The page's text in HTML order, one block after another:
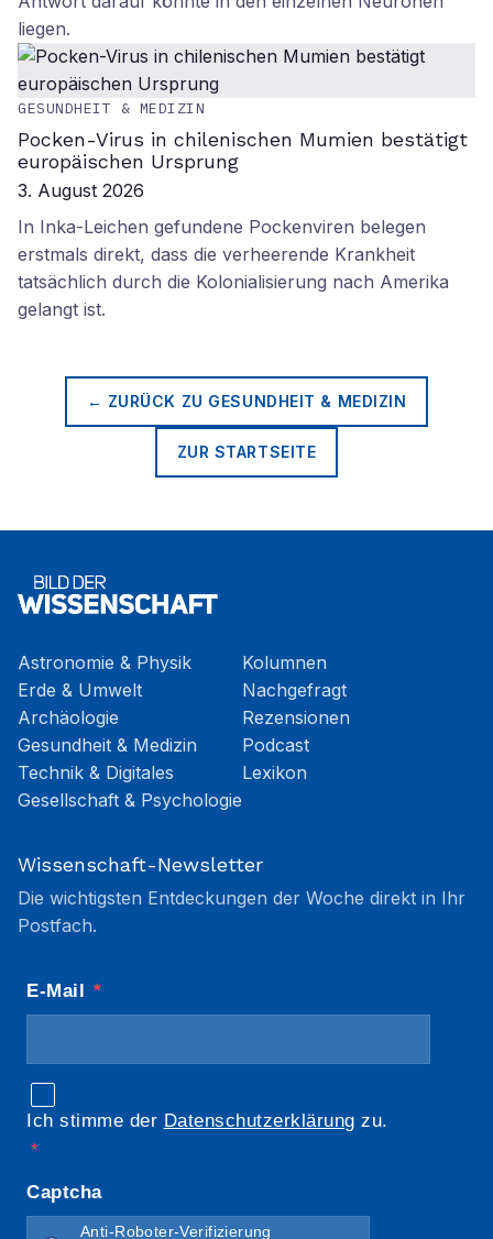
liegen.
GESUNDHEIT & MEDIZIN
Pocken-Virus in chilenischen Mumien bestätigt
europäischen Ursprung
3. August 2026
In Inka-Leichen gefundene Pockenviren belegen
erstmals direkt, dass die verheerende Krankheit
tatsächlich durch die Kolonialisierung nach Amerika
gelangt ist.
← ZURÜCK ZU GESUNDHEIT & MEDIZIN
ZUR STARTSEITE
Astronomie & Physik
Erde & Umwelt
Archäologie
Gesundheit & Medizin
Technik & Digitales
Gesellschaft & Psychologie
Kolumnen
Nachgefragt
Rezensionen
Podcast
Lexikon
Wissenschaft-Newsletter
Die wichtigsten Entdeckungen der Woche direkt in Ihr
Postfach.